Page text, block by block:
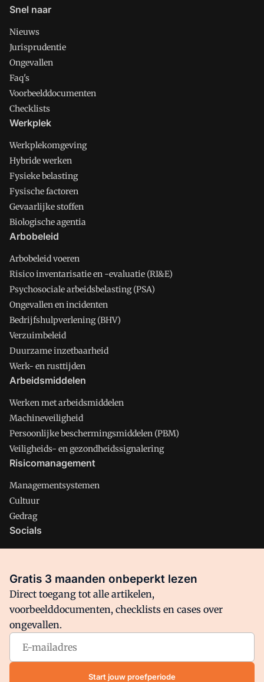
Snel naar
Nieuws
Jurisprudentie
Ongevallen
Faq's
Voorbeelddocumenten
Checklists
Werkplek
Werkplekomgeving
Hybride werken
Fysieke belasting
Fysische factoren
Gevaarlijke stoffen
Biologische agentia
Arbobeleid
Arbobeleid voeren
Risico inventarisatie en -evaluatie (RI&E)
Psychosociale arbeidsbelasting (PSA)
Ongevallen en incidenten
Bedrijfshulpverlening (BHV)
Verzuimbeleid
Duurzame inzetbaarheid
Werk- en rusttijden
Arbeidsmiddelen
Werken met arbeidsmiddelen
Machineveiligheid
Persoonlijke beschermingsmiddelen (PBM)
Veiligheids- en gezondheidssignalering
Risicomanagement
Managementsystemen
Cultuur
Gedrag
Socials
Facebook
Arbo is onderdeel van VMN media. Lees inons manifestwaar
VMN media voor staat. Op gebruik van deze site zijn de
volgende regelingen van toepassing:Algemene Voorwaarden
Privacy en Cookie beleid|Privacy instellingen
Gratis 3 maanden onbeperkt lezen
Direct toegang tot alle artikelen,
voorbeelddocumenten, checklists en cases over
ongevallen.
Start jouw proefperiode